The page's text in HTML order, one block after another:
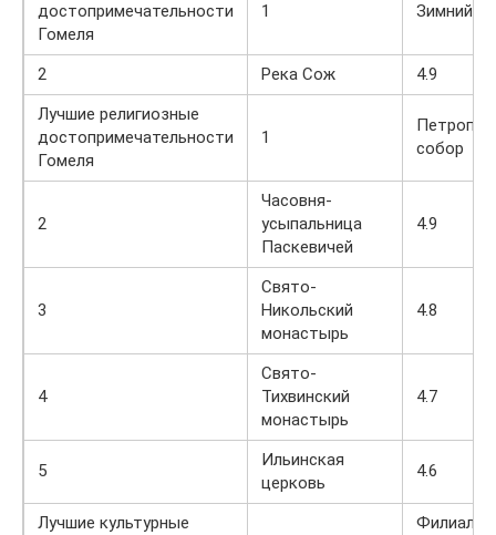
достопримечательности
Гомеля
1 Зимний
2 Река Сож
4.9
Лучшие религиозные
достопримечательности
Гомеля
1
собор
2
Часовня-
усыпальница
Паскевичей
4.9
3
Свято-
Никольский
монастырь
4.8
4
Свято-
Тихвинский
монастырь
4.7
5
Ильинская
церковь
4.6
Лучшие культурные
Филиал